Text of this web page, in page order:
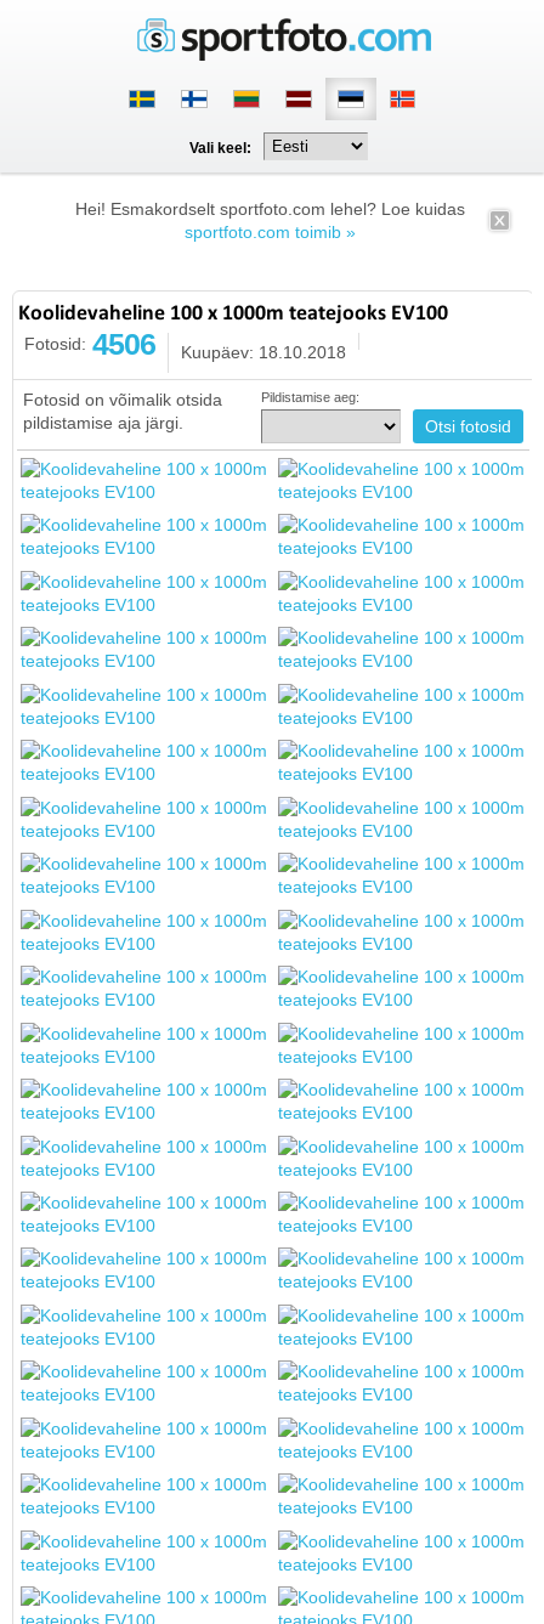
Vali keel:
Hei! Esmakordselt sportfoto.com lehel? Loe kuidas
sportfoto.com toimib »
Koolidevaheline 100 x 1000m teatejooks EV100
Fotosid: 4506 Kuupäev: 18.10.2018
Fotosid on võimalik otsida
pildistamise aja järgi.
Pildistamise aeg: